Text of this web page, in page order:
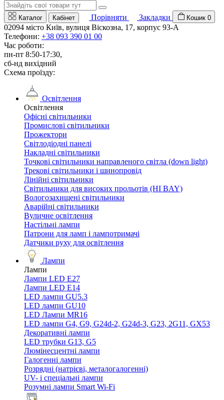
Каталог Кабінет Порівняти Закладки Кошик 0
02094 місто Київ, вулиця Віскозна, 17, корпус 93-А
Телефони: +38 093 390 01 00
Час роботи:
пн-пт 8:50-17:30,
сб-нд вихідний
Схема проїзду:
Освітлення
Освітлення
Офісні світильники
Промислові світильники
Прожектори
Світлодіодні панелі
Накладні світильники
Точкові світильники направленого світла (down light)
Трекові світильники і шинопровід
Лінійні світильники
Світильники для високих прольотів (HI BAY)
Вологозахищені світильники
Аварійні світильники
Вуличне освітлення
Настільні лампи
Патрони для ламп і лампотримачі
Датчики руху для освітлення
Лампи
Лампи
Лампи LED E27
Лампи LED Е14
LED лампи GU5.3
LED лампи GU10
LED Лампи MR16
LED лампи G4, G9, G24d-2, G24d-3, G23, 2G11, GX53
Декоративні лампи
LED трубки G13, G5
Люмінесцентні лампи
Галогенні лампи
Розрядні (натрієві, металогалогенні)
UV- і спеціальні лампи
Розумні лампи Smart Wi-Fi